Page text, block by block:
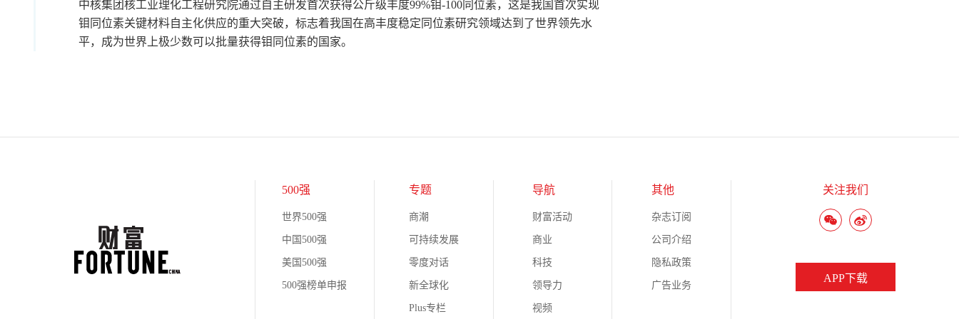
中核集团核工业理化工程研究院通过自主研发首次获得公斤级丰度99%钼-100同位素，这是我国首次实现
钼同位素关键材料自主化供应的重大突破，标志着我国在高丰度稳定同位素研究领域达到了世界领先水
平，成为世界上极少数可以批量获得钼同位素的国家。
500强
世界500强
中国500强
美国500强
500强榜单申报
专题
商潮
可持续发展
零度对话
新全球化
Plus专栏
导航
财富活动
商业
科技
领导力
视频
其他
杂志订阅
公司介绍
隐私政策
广告业务
关注我们
APP下载